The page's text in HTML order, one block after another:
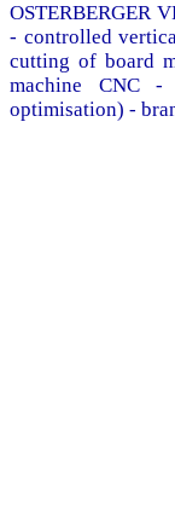
OSTERBERGER
- controlled
cutting of board
machine CNC
optimisation) -